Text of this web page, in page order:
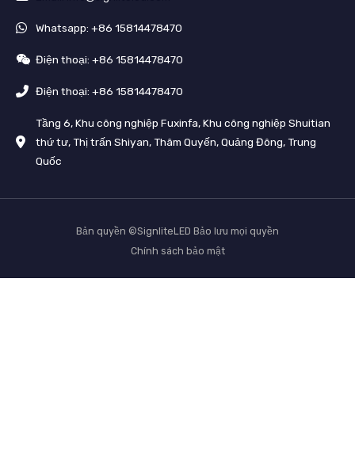
Whatsapp: +86 15814478470
Điện thoại: +86 15814478470
Điện thoại: +86 15814478470
Tầng 6, Khu công nghiệp Fuxinfa, Khu công nghiệp Shuitian
thứ tư, Thị trấn Shiyan, Thâm Quyến, Quảng Đông, Trung
Quốc
Bản quyền ©SignliteLED Bảo lưu mọi quyền
Chính sách bảo mật